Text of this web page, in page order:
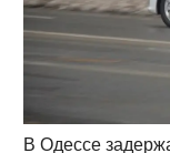
В Одессе